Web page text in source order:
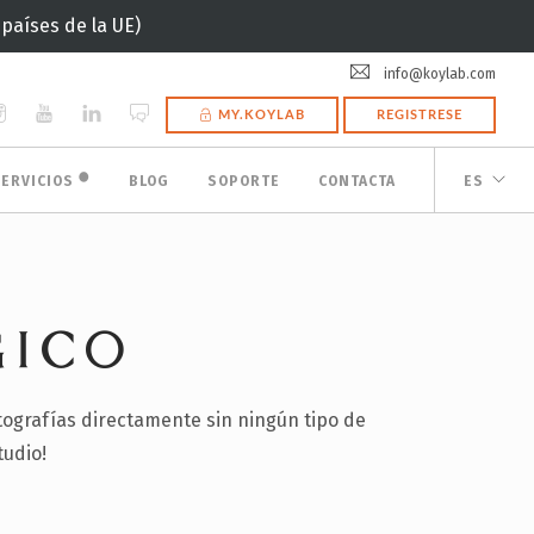
de la UE)
info@koylab.com
MY.KOYLAB REGISTRESE
🟠 BLOG SOPORTE CONTACTA ES
directamente sin ningún tipo de